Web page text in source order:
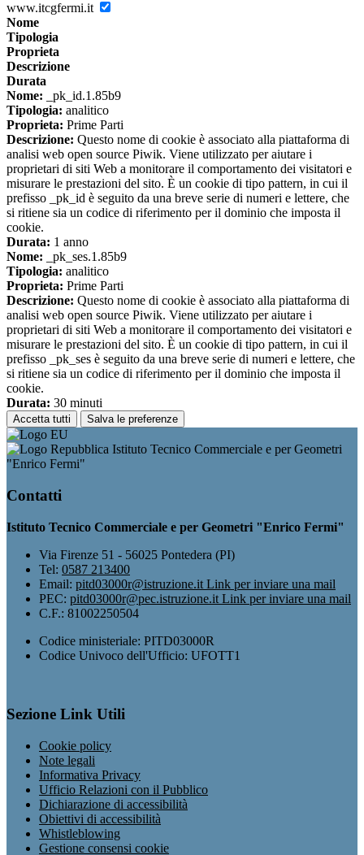
www.itcgfermi.it
Nome
Tipologia
Proprieta
Descrizione
Durata
Nome: _pk_id.1.85b9
Tipologia: analitico
Proprieta: Prime Parti
Descrizione: Questo nome di cookie è associato alla piattaforma di
analisi web open source Piwik. Viene utilizzato per aiutare i
proprietari di siti Web a monitorare il comportamento dei visitatori e
misurare le prestazioni del sito. È un cookie di tipo pattern, in cui il
prefisso _pk_id è seguito da una breve serie di numeri e lettere, che
si ritiene sia un codice di riferimento per il dominio che imposta il
cookie.
Durata: 1 anno
Nome: _pk_ses.1.85b9
Tipologia: analitico
Proprieta: Prime Parti
Descrizione: Questo nome di cookie è associato alla piattaforma di
analisi web open source Piwik. Viene utilizzato per aiutare i
proprietari di siti Web a monitorare il comportamento dei visitatori e
misurare le prestazioni del sito. È un cookie di tipo pattern, in cui il
prefisso _pk_ses è seguito da una breve serie di numeri e lettere, che
si ritiene sia un codice di riferimento per il dominio che imposta il
cookie.
Durata: 30 minuti
Accetta tutti Salva le preferenze
Istituto Tecnico Commerciale e per Geometri
"Enrico Fermi"
Contatti
Istituto Tecnico Commerciale e per Geometri "Enrico Fermi"
Via Firenze 51 - 56025 Pontedera (PI)
Tel: 0587 213400
Email: pitd03000r@istruzione.it Link per inviare una mail
PEC: pitd03000r@pec.istruzione.it Link per inviare una mail
C.F.: 81002250504
Codice ministeriale: PITD03000R
Codice Univoco dell'Ufficio: UFOTT1
Sezione Link Utili
Cookie policy
Note legali
Informativa Privacy
Ufficio Relazioni con il Pubblico
Dichiarazione di accessibilità
Obiettivi di accessibilità
Whistleblowing
Gestione consensi cookie